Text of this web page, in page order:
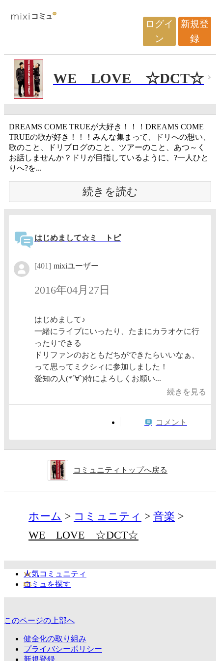
ログイ
ン
新規登
録
WE LOVE ☆DCT☆
DREAMS COME TRUEが大好き！！！DREAMS COME
TRUEの歌が好き！！！みんな集まって、ドリへの想い、
歌のこと、ドリブログのこと、ツアーのこと、あつ～く
お話しませんか？ドリが目指しているように、?一人ひと
りへ?を...
続きを読む
はじめまして☆ミ トピ
[401] mixiユーザー
2016年04月27日
はじめまして♪
一緒にライブにいったり、たまにカラオケに行
ったりできる
ドリファンのおともだちができたらいいなぁ、
って思ってミクシィに参加しました！
愛知の人(*´∀`)特によろしくお願い...
続きを見る
コメント
コミュニティトップへ戻る
ホーム コミュニティ
音楽
WE LOVE ☆DCT☆
人気コミュニティ
コミュを探す
このページの上部へ
健全化の取り組み
プライバシーポリシー
新規登録